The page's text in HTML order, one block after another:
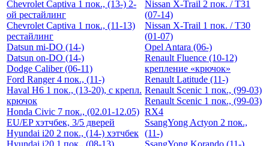
Chevrolet Captiva 1 пок., (13-) 2-
ой рестайлинг
Chevrolet Captiva 1 пок., (11-13)
рестайлинг
Datsun mi-DO (14-)
Datsun on-DO (14-)
Dodge Caliber (06-11)
Ford Ranger 4 пок., (11-)
Haval H6 1 пок., (13-20), с крепл.
крючок
Honda Civic 7 пок., (02.01-12.05)
EU/EP хэтчбек, 3/5 дверей
Hyundai i20 2 пок., (14-) хэтчбек
Hyundai i20 1 пок., (08-13)
Nissan X-Trail 2 пок. / T31
(07-14)
Nissan X-Trail 1 пок. / T30
(01-07)
Opel Antara (06-)
Renault Fluence (10-12)
крепление «крючок»
Renault Latitude (11-)
Renault Scenic 1 пок., (99-03)
Renault Scenic 1 пок., (99-03)
RX4
SsangYong Actyon 2 пок.,
(11-)
SsangYong Korando (11-)